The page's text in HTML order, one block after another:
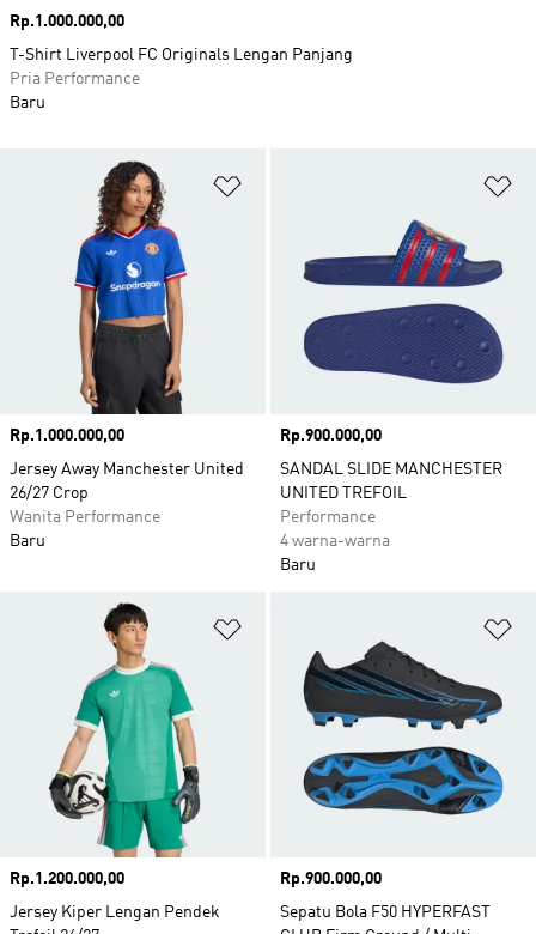
Harga
Rp.1.000.000,00
Jersey Away Manchester United
26/27 Crop
Wanita Performance
Baru
Harga
Rp.900.000,00
SANDAL SLIDE MANCHESTER
UNITED TREFOIL
Performance
4 warna-warna
Baru
Harga
Rp.1.200.000,00
Jersey Kiper Lengan Pendek
Harga
Rp.900.000,00
Sepatu Bola F50 HYPERFAST
Harga
Rp.1.000.000,00
T-Shirt Liverpool FC Originals Lengan Panjang
Pria Performance
Baru